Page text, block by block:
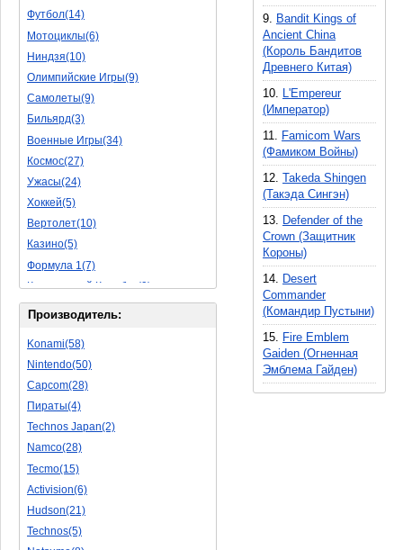
9.
Bandit Kings of
Ancient China
(Король Бандитов
Древнего Китая)
10.
L'Empereur
(Император)
11.
Famicom Wars
(Фамиком Войны)
12.Takeda Shingen
(Такэда Сингэн)
13.
Defender of the
Crown (Защитник
Короны)
14.
Desert
Commander
(Командир Пустыни)
15.
Fire Emblem
Gaiden (Огненная
Эмблема Гайден)
Логические Игры(18)
Азартные(15)
Ролевые Игры(62)
Боевик(8)
Головоломка(5)
Rpg(3)
Пошаговые Игры(15)
Пазлы(56)
Исторические(16)
Обучающие(5)
Футбол(14)
Мотоциклы(6)
Ниндзя(10)
Олимпийские Игры(9)
Самолеты(9)
Бильярд(3)
Военные Игры(34)
Космос(27)
Ужасы(24)
Хоккей(5)
Вертолет(10)
Казино(5)
Формула 1(7)
Космический Корабль(9)
Баскетбол(10)
Мультфильм(20)
Роботы(15)
Дебильные(1)
2D(164)
На Русском Языке(11)
Бокс(6)
Карате(11)
Избей Их Всех(22)
Мотокросс(4)
Реслинг(10)
Производитель:
Konami(58)
Nintendo(50)
Capcom(28)
Пираты(4)
Technos Japan(2)
Namco(28)
Tecmo(15)
Activision(6)
Hudson(21)
Technos(5)